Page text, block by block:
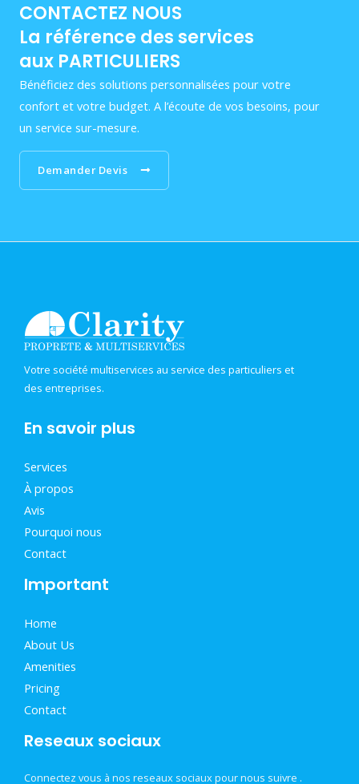
CONTACTEZ NOUS
La référence des services
aux PARTICULIERS
Bénéficiez des solutions personnalisées pour votre
confort et votre budget. A l’écoute de vos besoins, pour
un service sur-mesure.
Demander Devis
Votre société multiservices au service des particuliers et
des entreprises.
En savoir plus
Services
À propos
Avis
Pourquoi nous
Contact
Important
Home
About Us
Amenities
Pricing
Contact
Reseaux sociaux
Connectez vous à nos reseaux sociaux pour nous suivre .